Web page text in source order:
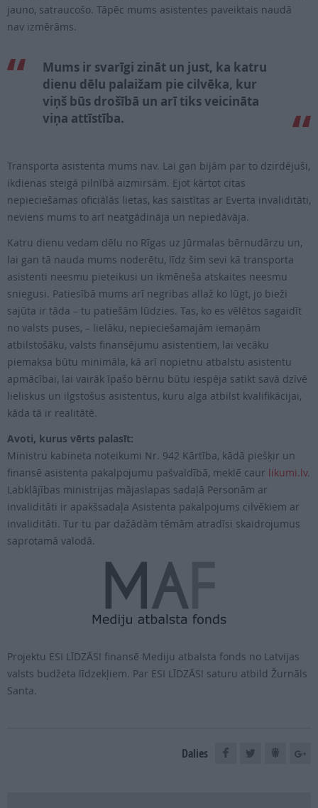
jauno, satraucošo. Tāpēc mums asistentes paveiktais naudā
nav izmērāms.
Mums ir svarīgi zināt un just, ka katru
dienu dēlu palaižam pie cilvēka, kur
viņš būs drošībā un arī tiks veicināta
viņa attīstība.
Transporta asistenta mums nav. Lai gan bijām par to dzirdējuši,
ikdienas steigā pilnībā aizmirsām. Ejot kārtot citas
nepieciešamas oficiālās lietas, kas saistītas ar Everta invaliditāti,
neviens mums to arī neatgādināja un nepiedāvāja.
Katru dienu vedam dēlu no Rīgas uz Jūrmalas bērnudārzu un,
lai gan tā nauda mums noderētu, līdz šim sevi kā transporta
asistenti neesmu pieteikusi un ikmēneša atskaites neesmu
sniegusi. Patiesībā mums arī negribas allaž ko lūgt, jo bieži
sajūta ir tāda – tu patiešām lūdzies. Tas, ko es vēlētos sagaidīt
no valsts puses, – lielāku, nepieciešamajām iemaņām
atbilstošāku, valsts finansējumu asistentiem, lai vecāku
piemaksa būtu minimāla, kā arī nopietnu atbalstu asistentu
apmācībai, lai vairāk īpašo bērnu būtu iespēja satikt savā dzīvē
lieliskus un ilgstošus asistentus, kuru alga atbilst kvalifikācijai,
kāda tā ir realitātē.
Avoti, kurus vērts palasīt:
Ministru kabineta noteikumi Nr. 942 Kārtība, kādā piešķir un
finansē asistenta pakalpojumu pašvaldībā, meklē caur likumi.lv.
Labklājības ministrijas mājaslapas sadaļā Personām ar
invaliditāti ir apakšsadaļa Asistenta pakalpojums cilvēkiem ar
invaliditāti. Tur tu par dažādām tēmām atradīsi skaidrojumus
saprotamā valodā.
Projektu ESI LĪDZĀS! finansē Mediju atbalsta fonds no Latvijas
valsts budžeta līdzekļiem. Par ESI LĪDZĀS! saturu atbild Žurnāls
Santa.
Dalies